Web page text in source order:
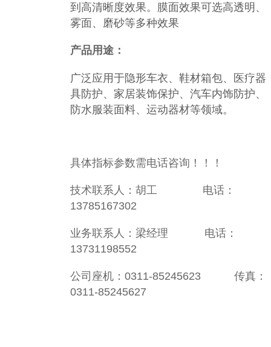
到高清晰度效果。膜面效果可选高透明、
雾面、磨砂等多种效果
产品用途：
广泛应用于隐形车衣、鞋材箱包、医疗器
具防护、家居装饰保护、汽车内饰防护、
防水服装面料、运动器材等领域。
具体指标参数需电话咨询！！！
技术联系人：胡工 电话：
13785167302
业务联系人：梁经理 电话：
13731198552
公司座机：0311-85245623 传真：
0311-85245627